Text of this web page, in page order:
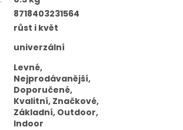
8718403231564
růst i květ
univerzální
Levné,
Nejprodávanější,
Doporučené,
Kvalitní, Značkové,
Základní, Outdoor,
Indoor